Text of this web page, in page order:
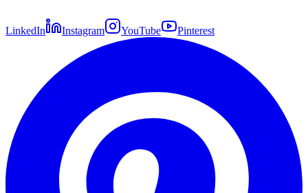
LinkedIn Instagram YouTube Pinterest